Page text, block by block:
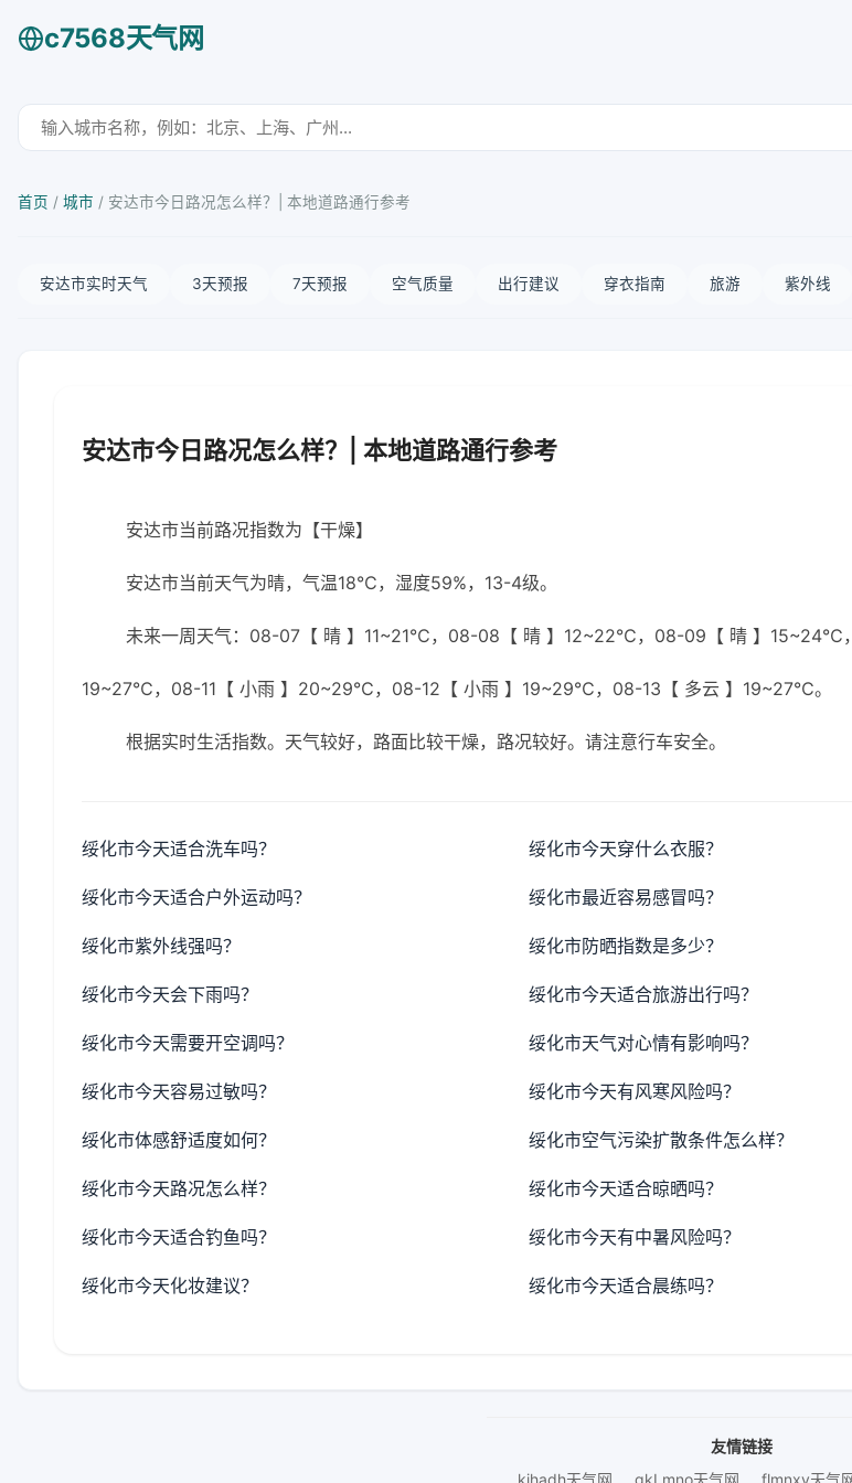
c7568天气网
首页 / 城市 / 安达市今日路况怎么样？| 本地道路通行参考
安达市实时天气 3天预报 7天预报 空气质量 出行建议 穿衣指南 旅游 紫外线
安达市今日路况怎么样？| 本地道路通行参考
安达市当前路况指数为【干燥】
安达市当前天气为晴，气温18℃，湿度59%，13-4级。
未来一周天气：08-07【 晴 】11~21℃，08-08【 晴 】12~22℃，08-09【 晴 】15~24℃
19~27℃，08-11【 小雨 】20~29℃，08-12【 小雨 】19~29℃，08-13【 多云 】19~27℃。
根据实时生活指数。天气较好，路面比较干燥，路况较好。请注意行车安全。
绥化市今天适合洗车吗？ 绥化市今天穿什么衣服？
绥化市今天适合户外运动吗？ 绥化市最近容易感冒吗？
绥化市紫外线强吗？ 绥化市防晒指数是多少？
绥化市今天会下雨吗？ 绥化市今天适合旅游出行吗？
绥化市今天需要开空调吗？ 绥化市天气对心情有影响吗？
绥化市今天容易过敏吗？ 绥化市今天有风寒风险吗？
绥化市体感舒适度如何？ 绥化市空气污染扩散条件怎么样？
绥化市今天路况怎么样？ 绥化市今天适合晾晒吗？
绥化市今天适合钓鱼吗？ 绥化市今天有中暑风险吗？
绥化市今天化妆建议？ 绥化市今天适合晨练吗？
友情链接
kihadh天气网
gkLmno天气网 flmnxy天气